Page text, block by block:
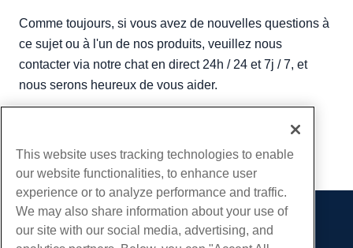
Comme toujours, si vous avez de nouvelles questions à
ce sujet ou à l'un de nos produits, veuillez nous
contacter via notre chat en direct 24h / 24 et 7j / 7, et
nous serons heureux de vous aider.
Copie URL
Des produits
This website uses tracking technologies to enable
our website functionalities, to enhance user
experience or to analyze performance and traffic.
We may also share information about your use of
our site with our social media, advertising, and